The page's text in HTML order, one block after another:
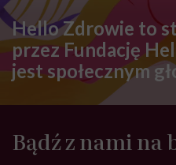
Hello Zdrowie to
przez Fundację
jest społecznym
Bądź z nami na